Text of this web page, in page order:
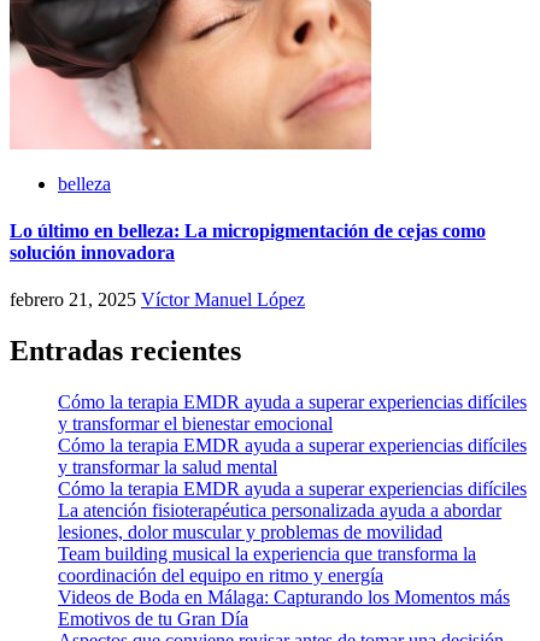
belleza
Lo último en belleza: La micropigmentación de cejas como
solución innovadora
febrero 21, 2025 Víctor Manuel López
Entradas recientes
Cómo la terapia EMDR ayuda a superar experiencias difíciles
y transformar el bienestar emocional
Cómo la terapia EMDR ayuda a superar experiencias difíciles
y transformar la salud mental
Cómo la terapia EMDR ayuda a superar experiencias difíciles
La atención fisioterapéutica personalizada ayuda a abordar
lesiones, dolor muscular y problemas de movilidad
Team building musical la experiencia que transforma la
coordinación del equipo en ritmo y energía
Videos de Boda en Málaga: Capturando los Momentos más
Emotivos de tu Gran Día